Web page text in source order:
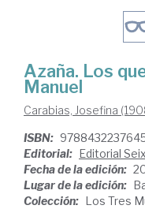
Azaña. Los
Manuel
Carabias, Josefina
ISBN:
Editorial: Editorial
Fecha de la edición:
Lugar de la edición:
Colección: Los Tres